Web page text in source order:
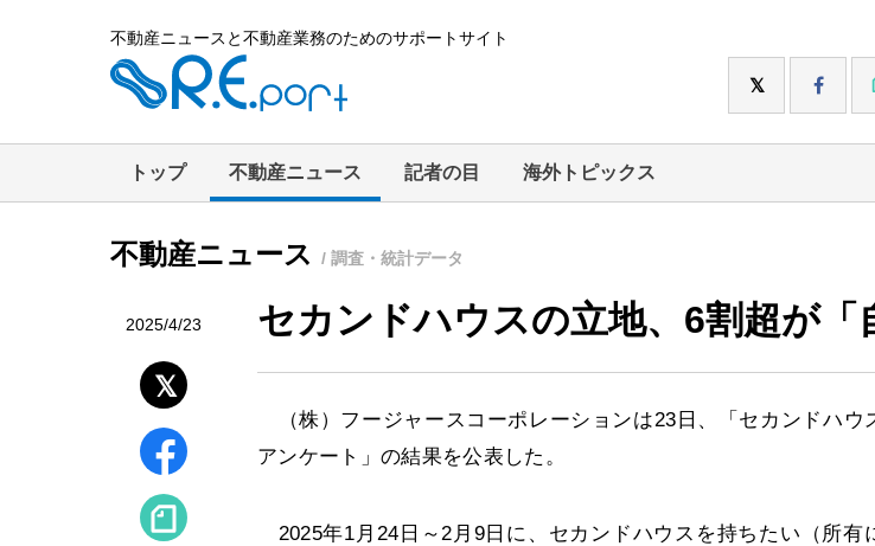
不動産ニュースと不動産業務のためのサポートサイト
トップ 不動産ニュース 記者の目 海外トピックス
不動産ニュース / 調査・統計データ
2025/4/23 セカンドハウスの立地、6割超が「
（株）フージャースコーポレーションは23日、「セカンドハウ
アンケート」の結果を公表した。
2025年1月24日～2月9日に、セカンドハウスを持ちたい（所有